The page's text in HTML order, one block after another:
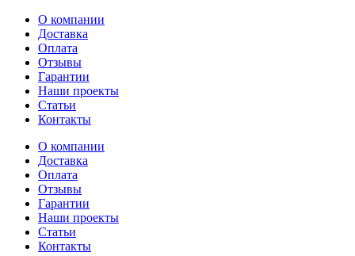
Перейти
содержимому
О компании
Доставка
Оплата
Отзывы
Гарантии
Наши проекты
Статьи
Контакты
О компании
Доставка
Оплата
Отзывы
Гарантии
Наши проекты
Статьи
Контакты